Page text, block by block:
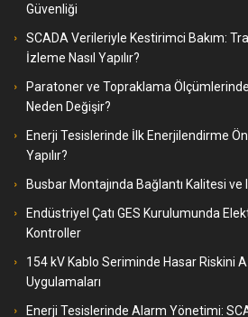
Güvenliği
SCADA Verileriyle Kestirimci Bakım:
İzleme Nasıl Yapılır?
Paratoner ve Topraklama
Neden Değişir?
Enerji Tesislerinde İlk Enerjilendirme
Yapılır?
Busbar Montajında Bağlantı Kalitesi ve
Endüstriyel Çatı GES Kurulumunda
Kontroller
154 kV Kablo Seriminde Hasar Riskini
Uygulamaları
Enerji Tesislerinde Alarm Yönetimi: